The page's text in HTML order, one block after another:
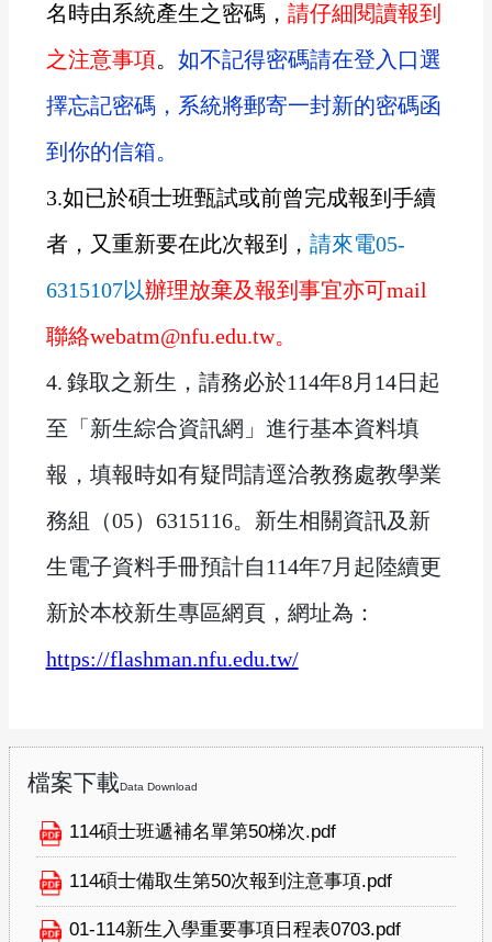
名時由系統產生之密碼， 請仔細閱讀報到
之注意事項。 如不記得密碼請在登入口選
擇忘記密碼，系統將郵寄一封新的密碼函
到你的信箱。
3.如已於碩士班甄試或前曾完成報到手續
者，又重新要在此次報到， 請來電05-
6315107以辦理放棄及報到事宜亦可mail
聯絡webatm@nfu.edu.tw。
4. 錄取之新生，請務必於114年8月14日 起
至「新生綜合資訊網」進行基本資料填
報，填報時如有疑問請逕洽教務處教學業
務組（05）6315116。新生相關資訊及新
生電子資料手冊預計自114年7月起陸續更
新於本校新生專區網頁，網址為：
https://flashman.nfu.edu.tw/
檔案下載Data Download
114碩士班遞補名單第50梯次.pdf
114碩士備取生第50次報到注意事項.pdf
01-114新生入學重要事項日程表0703.pdf